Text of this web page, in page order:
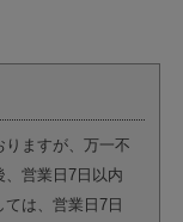
ますが、万一不
、営業日7日以内
は、営業日7日